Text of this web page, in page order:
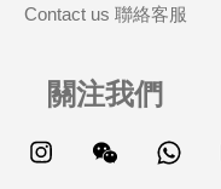
Contact us 聯絡客服
關注我們
Facebook Instagram Wechat